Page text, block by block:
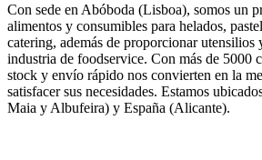
Con sede en Abóboda (Lisboa), somos un
alimentos y consumibles para helados,
catering, además de proporcionar utensilios
industria de foodservice. Con más de 5000
stock y envío rápido nos convierten en la
satisfacer sus necesidades. Estamos
Maia y Albufeira) y España (Alicante).